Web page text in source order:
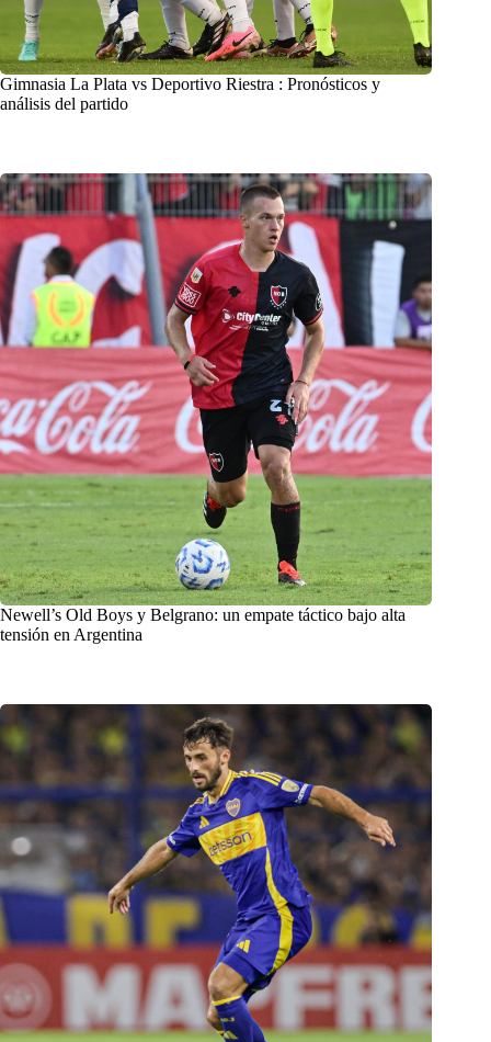
Gimnasia La Plata vs Deportivo Riestra : Pronósticos y
análisis del partido
Newell’s Old Boys y Belgrano: un empate táctico bajo alta
tensión en Argentina